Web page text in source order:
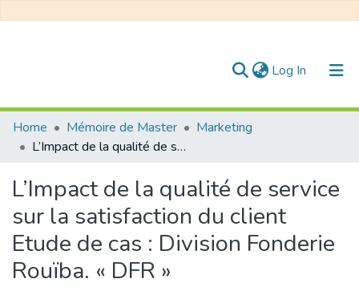
Log In (current)
Communities & Collections
All of DSpace
Statistics
Home Mémoire de Master
Marketing
L’Impact de la qualité de service sur la satisfaction du client Etude de cas : Division Fonderie Rouïba. « DFR »
L’Impact de la qualité de service
sur la satisfaction du client
Etude de cas : Division Fonderie
Rouïba. « DFR »